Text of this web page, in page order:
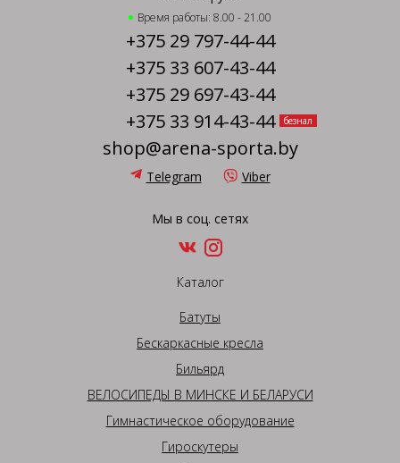
Время работы: 8.00 - 21.00
+375 29 797-44-44
+375 33 607-43-44
+375 29 697-43-44
+375 33 914-43-44
безнал
shop@arena-sporta.by
Telegram Viber
Мы в соц. сетях
Каталог
Батуты
Бескаркасные кресла
Бильярд
ВЕЛОСИПЕДЫ В МИНСКЕ И БЕЛАРУСИ
Гимнастическое оборудование
Гироскутеры